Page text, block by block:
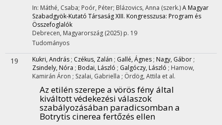
In: Máthé, Csaba; Poór, Péter; Blázovics, Anna (szerk.)A Magyar
Szabadgyök-Kutató Társaság XIII. Kongresszusa: Program és
Összefoglalók
Debrecen, Magyarország (2025) p. 19
Tudományos
19 Kukri, András ; Czékus, Zalán ; Gallé, Ágnes ; Nagy, Gábor ;
Zsindely, Nóra ; Bodai, László ; Galgóczy, László ; Hamow,
Kamirán Áron ; Szalai, Gabriella ; Ördög, Attila et al.
Az etilén szerepe a vörös fény által
kiváltott védekezési válaszok
szabályozásában paradicsomban a
Botrytis cinerea fertőzés ellen